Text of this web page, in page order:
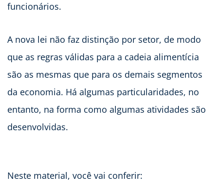
funcionários.
A nova lei não faz distinção por setor, de modo
que as regras válidas para a cadeia alimentícia
são as mesmas que para os demais segmentos
da economia. Há algumas particularidades, no
entanto, na forma como algumas atividades são
desenvolvidas.
Neste material, você vai conferir: